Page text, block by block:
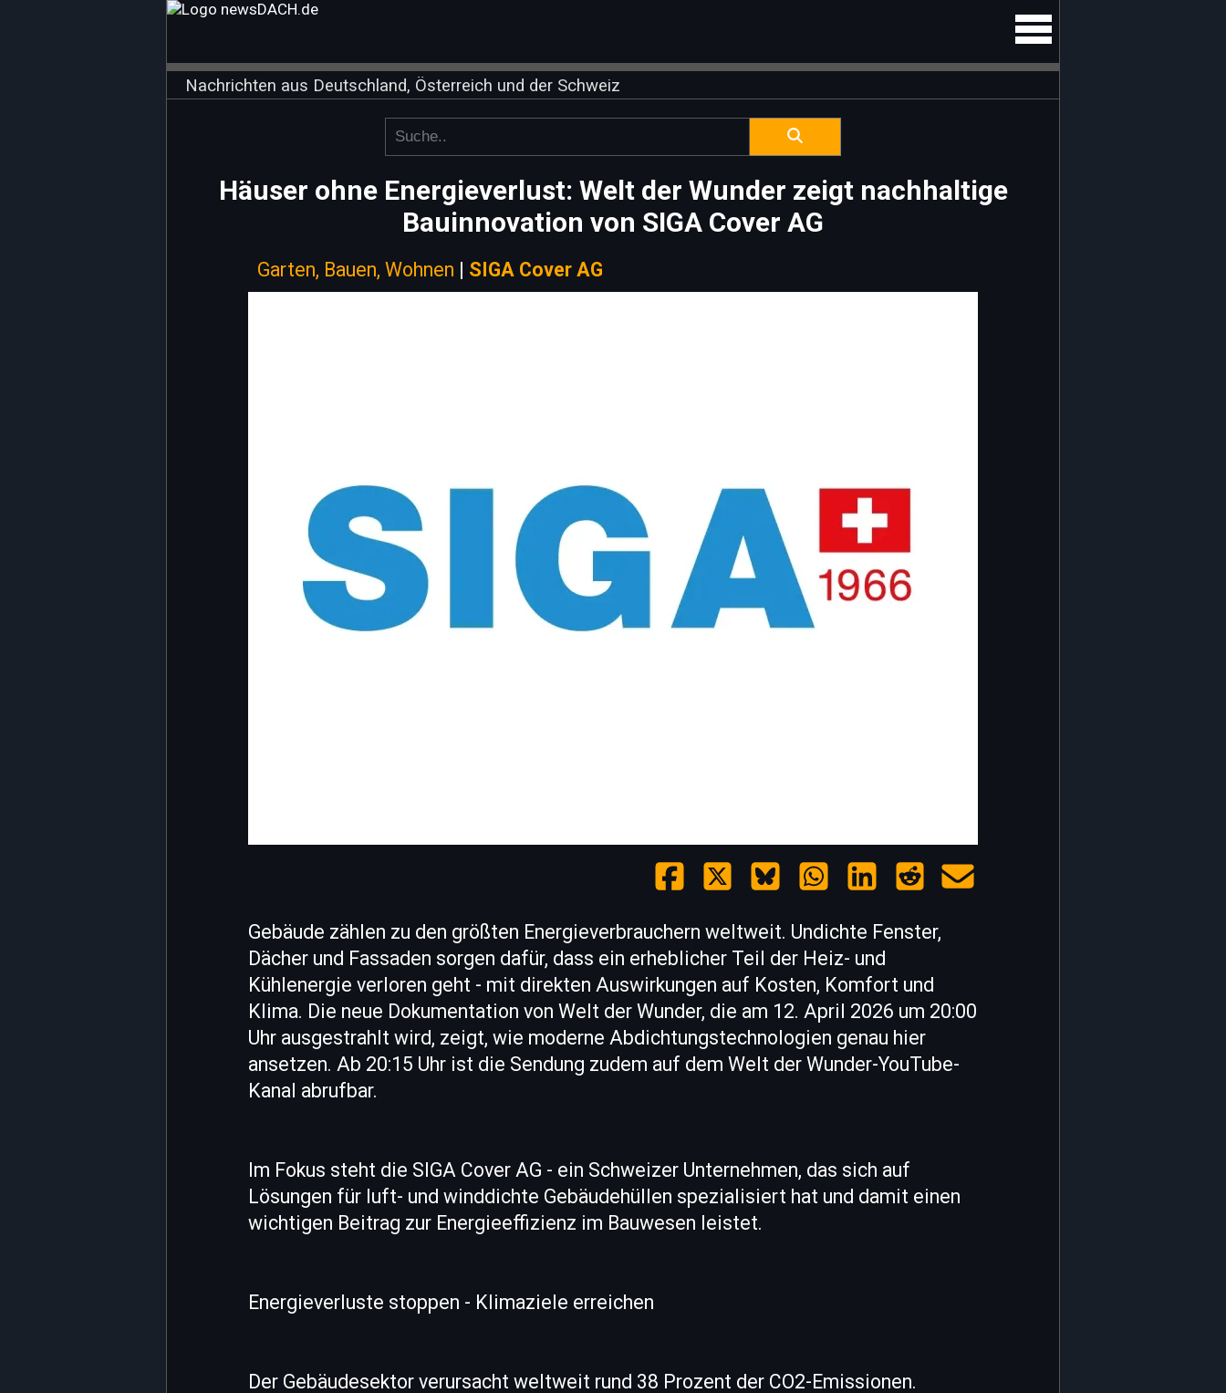
Nachrichten aus Deutschland, Österreich und der Schweiz
Häuser ohne Energieverlust: Welt der Wunder zeigt nachhaltige
Bauinnovation von SIGA Cover AG
Garten, Bauen, Wohnen | SIGA Cover AG
Gebäude zählen zu den größten Energieverbrauchern weltweit. Undichte Fenster,
Dächer und Fassaden sorgen dafür, dass ein erheblicher Teil der Heiz- und
Kühlenergie verloren geht - mit direkten Auswirkungen auf Kosten, Komfort und
Klima. Die neue Dokumentation von Welt der Wunder, die am 12. April 2026 um 20:00
Uhr ausgestrahlt wird, zeigt, wie moderne Abdichtungstechnologien genau hier
ansetzen. Ab 20:15 Uhr ist die Sendung zudem auf dem Welt der Wunder-YouTube-
Kanal abrufbar.
Im Fokus steht die SIGA Cover AG - ein Schweizer Unternehmen, das sich auf
Lösungen für luft- und winddichte Gebäudehüllen spezialisiert hat und damit einen
wichtigen Beitrag zur Energieeffizienz im Bauwesen leistet.
Energieverluste stoppen - Klimaziele erreichen
Der Gebäudesektor verursacht weltweit rund 38 Prozent der CO2-Emissionen.